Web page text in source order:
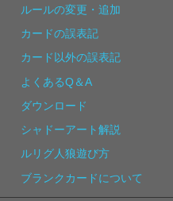
ルールの変更・追加
カードの誤表記
カード以外の誤表記
よくあるQ＆A
ダウンロード
シャドーアート解説
ルリグ人狼遊び方
ブランクカードについて